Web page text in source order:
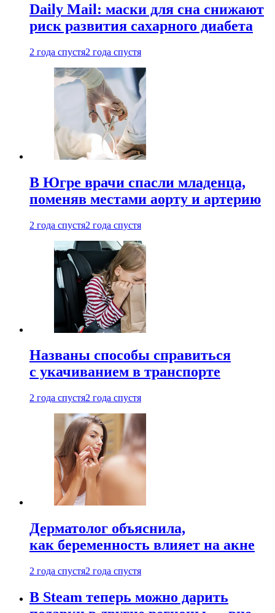
Daily Mail: маски для сна снижают
риск развития сахарного диабета
2 года спустя2 года спустя
В Югре врачи спасли младенца,
поменяв местами аорту и артерию
2 года спустя2 года спустя
Названы способы справиться
с укачиванием в транспорте
2 года спустя2 года спустя
Дерматолог объяснила,
как беременность влияет на акне
2 года спустя2 года спустя
В Steam теперь можно дарить